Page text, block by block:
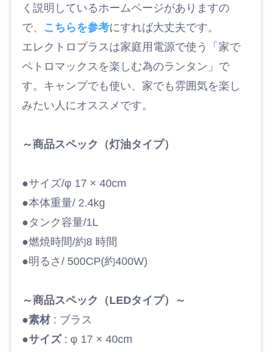
く説明しているホームページがありますの
で、
こちらを参考にすれば大丈夫です。
エレクトロプラスは家庭用電源で使う「家で
ペトロマックスを楽しむ為のランタン」で
す。キャンプでも使い、家でも雰囲気を楽し
みたい人にオススメです。
～商品スペック（灯油タイプ）
●サイズ/φ 17 × 40cm
●本体重量/ 2.4kg
●タンク容量/1L
●燃焼時間/約8 時間
●明るさ/ 500CP(約400W)
～商品スペック（LEDタイプ）～
●素材: ブラス
●サイズ: φ 17 × 40cm